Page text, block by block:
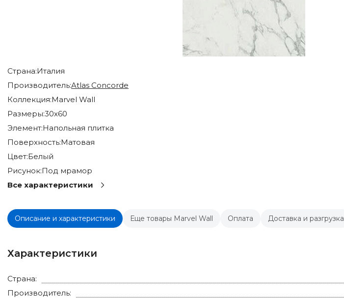
Страна:Италия
Производитель:Atlas Concorde
Коллекция:Marvel Wall
Размеры:30x60
Элемент:Напольная плитка
Поверхность:Матовая
Цвет:Белый
Рисунок:Под мрамор
Все характеристики
Описание и характеристики Еще товары Marvel Wall Оплата Доставка и разгрузка
Характеристики
Страна:
Производитель: